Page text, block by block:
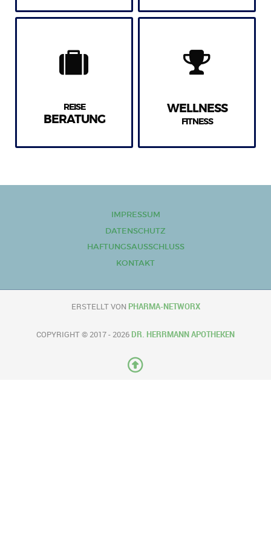
REISE
BERATUNG
WELLNESS
FITNESS
IMPRESSUM
DATENSCHUTZ
HAFTUNGSAUSSCHLUSS
KONTAKT
ERSTELLT VON PHARMA-NETWORX
COPYRIGHT © 2017 - 2026 DR. HERRMANN APOTHEKEN